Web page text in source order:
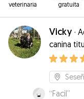
veterinaria
gratuita
Vicky ·
canina titulada con
“Facil”